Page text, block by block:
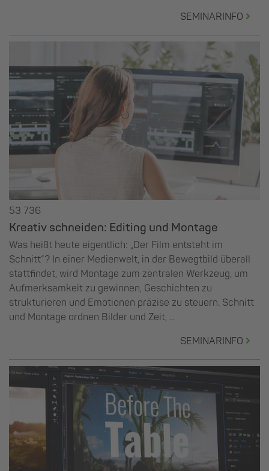
SEMINARINFO
53 736
Kreativ schneiden: Editing und Montage
Was heißt heute eigentlich: „Der Film entsteht im
Schnitt“? In einer Medienwelt, in der Bewegtbild überall
stattfindet, wird Montage zum zentralen Werkzeug, um
Aufmerksamkeit zu gewinnen, Geschichten zu
strukturieren und Emotionen präzise zu steuern. Schnitt
und Montage ordnen Bilder und Zeit, ...
SEMINARINFO